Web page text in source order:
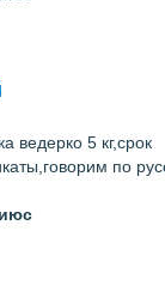
ведерко 5 кг,срок
по